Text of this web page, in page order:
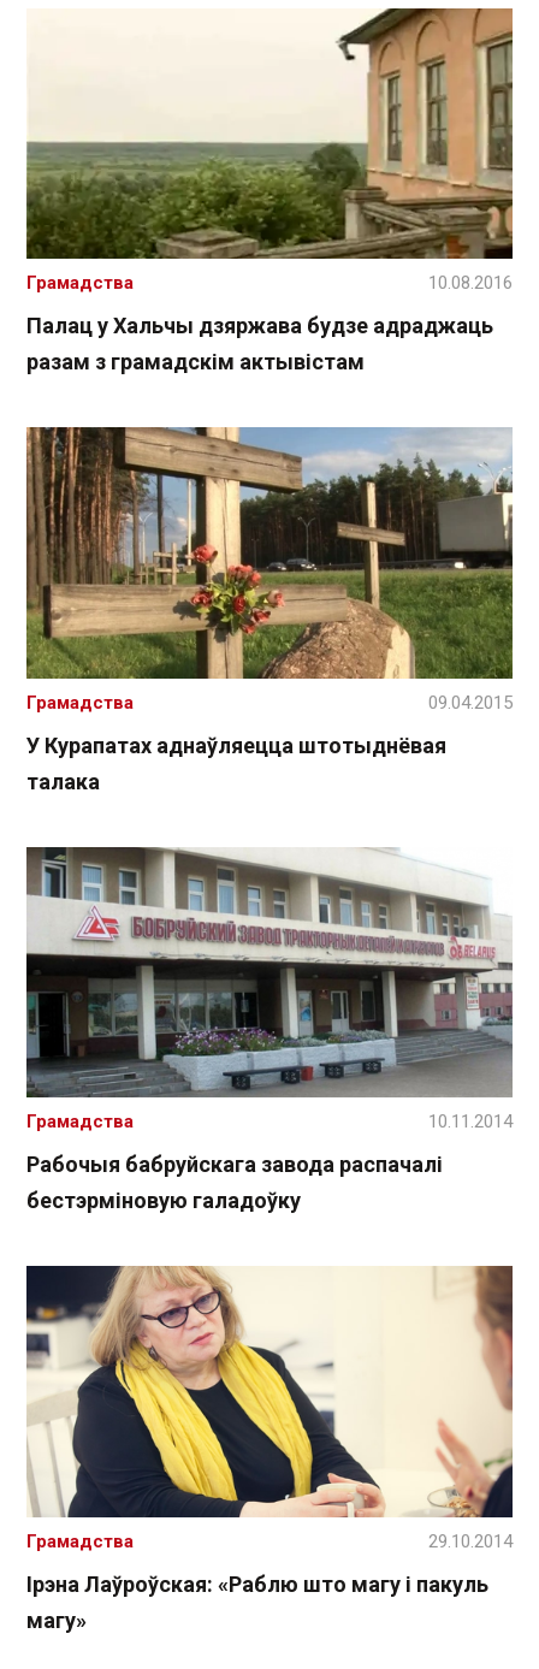
Палац у Хальчы дзяржава будзе адраджаць
разам з грамадскім актывістам
Грамадства 10.08.2016
У Курапатах аднаўляецца штотыднёвая
талака
Грамадства 09.04.2015
Рабочыя бабруйскага завода распачалі
бестэрміновую галадоўку
Грамадства 10.11.2014
Ірэна Лаўроўская: «Раблю што магу і пакуль
магу»
Грамадства 29.10.2014